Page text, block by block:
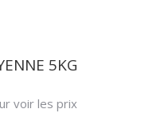
5KG
voir les prix